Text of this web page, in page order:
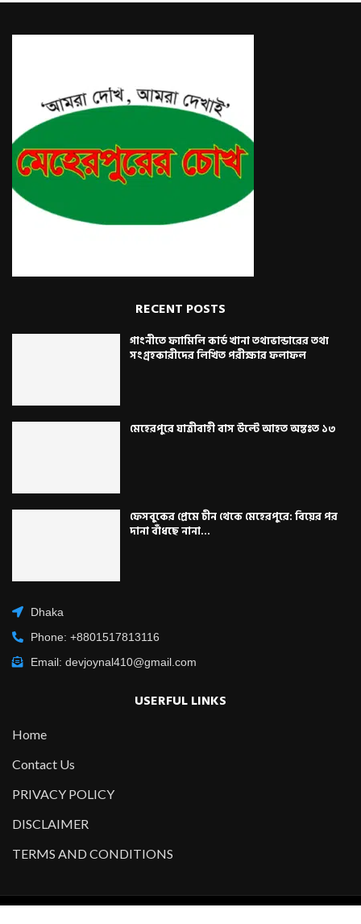
RECENT POSTS
গাংনীতে ফ্যামিলি কার্ড খানা তথ্যভান্ডারের তথ্য
সংগ্রহকারীদের লিখিত পরীক্ষার ফলাফল
মেহেরপুরে যাত্রীবাহী বাস উল্টে আহত অন্তঃত ১৩
ফেসবুকের প্রেমে চীন থেকে মেহেরপুরে: বিয়ের পর
দানা বাঁধছে নানা...
Dhaka
Phone: +8801517813116
Email: devjoynal410@gmail.com
USERFUL LINKS
Home
Contact Us
PRIVACY POLICY
DISCLAIMER
TERMS AND CONDITIONS